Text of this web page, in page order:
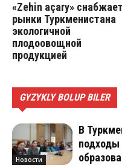
«Zehin açary» снабжает
рынки Туркменистана
экологичной
плодоовощной
продукцией
GYZYKLY BOLUP BILER
Новости
В
подходы